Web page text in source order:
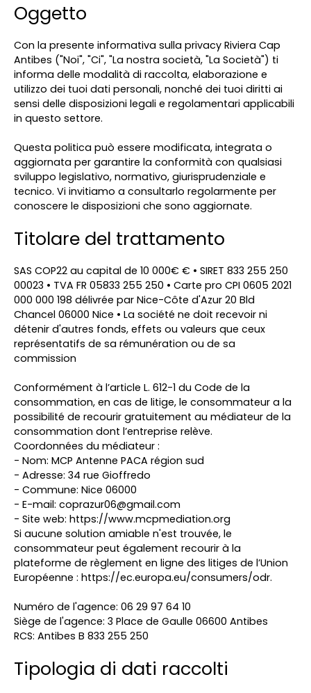
Oggetto
Con la presente informativa sulla privacy Riviera Cap
Antibes ("Noi", "Ci", "La nostra società, "La Società") ti
informa delle modalità di raccolta, elaborazione e
utilizzo dei tuoi dati personali, nonché dei tuoi diritti ai
sensi delle disposizioni legali e regolamentari applicabili
in questo settore.
Questa politica può essere modificata, integrata o
aggiornata per garantire la conformità con qualsiasi
sviluppo legislativo, normativo, giurisprudenziale e
tecnico. Vi invitiamo a consultarlo regolarmente per
conoscere le disposizioni che sono aggiornate.
Titolare del trattamento
SAS COP22 au capital de 10 000€ € • SIRET 833 255 250
00023 • TVA FR 05833 255 250 • Carte pro CPI 0605 2021
000 000 198 délivrée par Nice-Côte d'Azur 20 Bld
Chancel 06000 Nice • La société ne doit recevoir ni
détenir d'autres fonds, effets ou valeurs que ceux
représentatifs de sa rémunération ou de sa
commission
Conformément à l’article L. 612-1 du Code de la
consommation, en cas de litige, le consommateur a la
possibilité de recourir gratuitement au médiateur de la
consommation dont l’entreprise relève.
Coordonnées du médiateur :
- Nom: MCP Antenne PACA région sud
- Adresse: 34 rue Gioffredo
- Commune: Nice 06000
- E-mail: coprazur06@gmail.com
- Site web: https://www.mcpmediation.org
Si aucune solution amiable n'est trouvée, le
consommateur peut également recourir à la
plateforme de règlement en ligne des litiges de l’Union
Européenne : https://ec.europa.eu/consumers/odr.
Numéro de l'agence: 06 29 97 64 10
Siège de l'agence: 3 Place de Gaulle 06600 Antibes
RCS: Antibes B 833 255 250
Tipologia di dati raccolti